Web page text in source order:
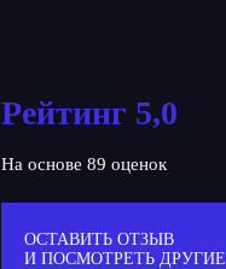
Рейтинг 5,0
На основе 89 оценок
ОСТАВИТЬ ОТЗЫВ
И ПОСМОТРЕТЬ ДРУГИЕ